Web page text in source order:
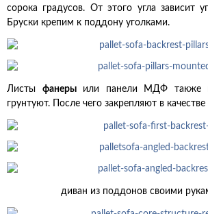
сорока градусов. От этого угла зависит
Бруски крепим к поддону уголками.
Листы фанерыили панели МДФ также
грунтуют. После чего закрепляют в
диван из поддонов своими